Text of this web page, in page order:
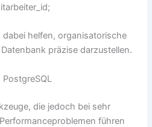
helfen, organisatorische
präzise darzustellen.
die jedoch bei sehr
führen